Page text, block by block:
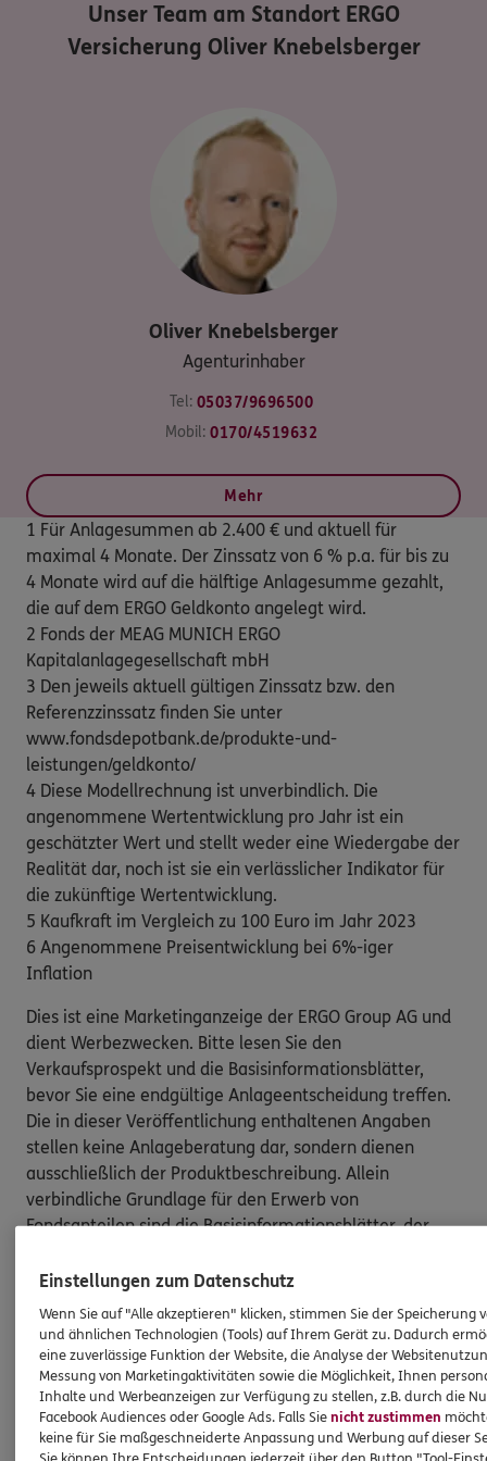
Unser Team am StandortERGO
Versicherung Oliver Knebelsberger
Oliver Knebelsberger
Agenturinhaber
Tel: 05037/9696500
Mobil: 0170/4519632
Mehr
1 Für Anlagesummen ab 2.400 € und aktuell für
maximal 4 Monate. Der Zinssatz von 6 % p.a. für bis zu
4 Monate wird auf die hälftige Anlagesumme gezahlt,
die auf dem ERGO Geldkonto angelegt wird.
2 Fonds der MEAG MUNICH ERGO
Kapitalanlagegesellschaft mbH
3 Den jeweils aktuell gültigen Zinssatz bzw. den
Referenzzinssatz finden Sie unter
www.fondsdepotbank.de/produkte-und-
leistungen/geldkonto/
4 Diese Modellrechnung ist unverbindlich. Die
angenommene Wertentwicklung pro Jahr ist ein
geschätzter Wert und stellt weder eine Wiedergabe der
Realität dar, noch ist sie ein verlässlicher Indikator für
die zukünftige Wertentwicklung.
5 Kaufkraft im Vergleich zu 100 Euro im Jahr 2023
6 Angenommene Preisentwicklung bei 6%-iger
Inflation
Dies ist eine Marketinganzeige der ERGO Group AG und
dient Werbezwecken. Bitte lesen Sie den
Verkaufsprospekt und die Basisinformationsblätter,
bevor Sie eine endgültige Anlageentscheidung treffen.
Die in dieser Veröffentlichung enthaltenen Angaben
stellen keine Anlageberatung dar, sondern dienen
ausschließlich der Produktbeschreibung. Allein
verbindliche Grundlage für den Erwerb von
Fondsanteilen sind die Basisinformationsblätter, der
Halbjahresbericht; kostenlos in deutscher Sprache
erhältlich bei der unten angegebenen Adresse. Der
Verkaufsprospekt enthält ausführliche Risikohinweise.
Der Erwerb von Fondsanteilen führt nicht zum Erwerb
der von dem Fonds erworbenen Vermögenswerte. Die
von dem Fonds erworbenen Vermögenswerte sind nur
im Besitz des Fonds. Eine Zusammenfassung der
Einstellungen zum Datenschutz
Wenn Sie auf "Alle akzeptieren" klicken, stimmen Sie der Speicherung
und ähnlichen Technologien (Tools) auf Ihrem Gerät zu. Dadurch
eine zuverlässige Funktion der Website, die Analyse der
Messung von Marketingaktivitäten sowie die Möglichkeit, Ihnen
Inhalte und Werbeanzeigen zur Verfügung zu stellen, z.B. durch die
Facebook Audiences oder Google Ads. Falls Sienicht zustimmen
keine für Sie maßgeschneiderte Anpassung und Werbung auf dieser